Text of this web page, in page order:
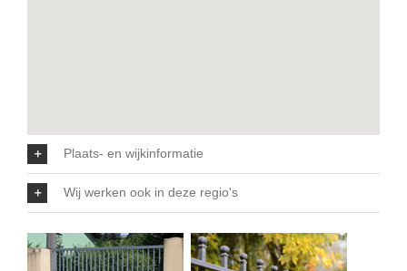
Plaats- en wijkinformatie
Wij werken ook in deze regio's